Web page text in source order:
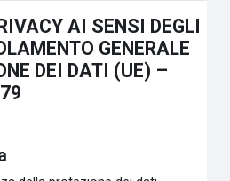
AI SENSI DEGLI
GENERALE
DEI DATI (UE) –